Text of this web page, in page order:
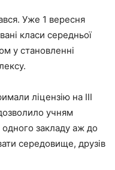
Уже 1 вересня
класи середньої
у становленні
ліцензію на III
учням
закладу аж до
середовище, друзів